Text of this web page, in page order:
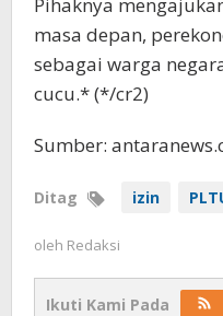
masa depan,
sebagai warga
cucu.* (*/cr2)
Sumber:
Ditag izin
oleh Redaksi
Ikuti Kami Pada